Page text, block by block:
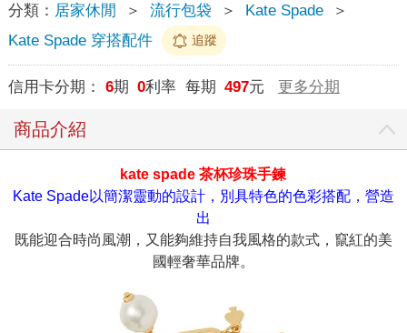
分類： 居家休閒 ＞ 流行包袋 ＞ Kate Spade
＞
Kate Spade 穿搭配件
追蹤
信用卡分期： 6期 0利率 每期 497元 更多分期
商品介紹
kate spade 茶杯珍珠手鍊
Kate Spade以簡潔靈動的設計，別具特色的色彩搭配，營造
出
既能迎合時尚風潮，又能夠維持自我風格的款式，竄紅的美
國輕奢華品牌。